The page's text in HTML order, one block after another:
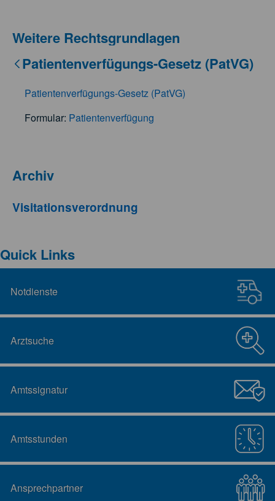
Weitere Rechtsgrundlagen
Patientenverfügungs-Gesetz (PatVG)
Patientenverfügungs-Gesetz (PatVG)
Formular: Patientenverfügung
Archiv
Visitationsverordnung
Quick Links
Notdienste
Arztsuche
Amtssignatur
Amtsstunden
Ansprechpartner